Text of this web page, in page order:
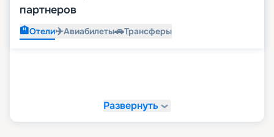
партнеров
🏨Отели✈️Авиабилеты🚗Трансферы
Развернуть